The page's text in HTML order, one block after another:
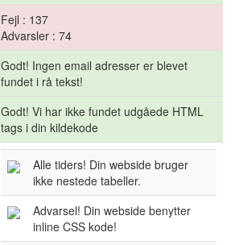
Fejl : 137
Advarsler : 74
Godt! Ingen email adresser er blevet
fundet i rå tekst!
Godt! Vi har ikke fundet udgåede HTML
tags i din kildekode
Alle tiders! Din webside bruger
ikke nestede tabeller.
Advarsel! Din webside benytter
inline CSS kode!